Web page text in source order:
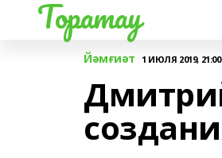
Торатау
Йәмғиәт 1 ИЮЛЯ 2019, 21:00